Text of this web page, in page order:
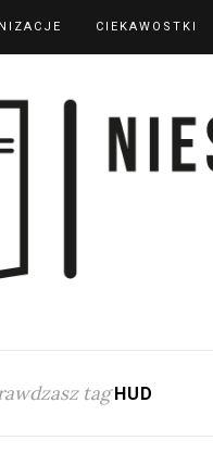
CIEKAWOSTKI
tag HUD